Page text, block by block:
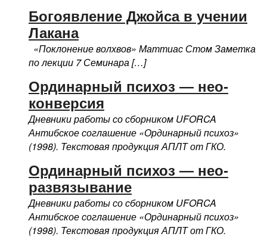
Богоявление Джойса в учении
Лакана
«Поклонение волхвов» Маттиас Стом Заметка
по лекции 7 Семинара […]
Ординарный психоз — нео-
конверсия
Дневники работы со сборником UFORCA
Антибское соглашение «Ординарный психоз»
(1998). Текстовая продукция АПЛТ от ГКО.
Ординарный психоз — нео-
развязывание
Дневники работы со сборником UFORCA
Антибское соглашение «Ординарный психоз»
(1998). Текстовая продукция АПЛТ от ГКО.